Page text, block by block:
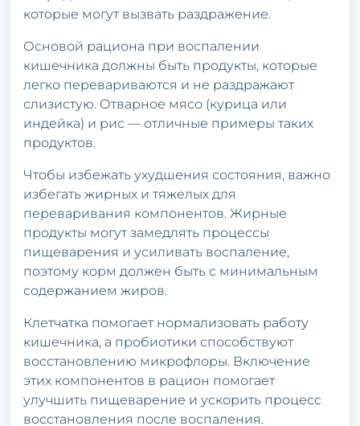
которые могут вызвать раздражение.
Основой рациона при воспалении
кишечника должны быть продукты, которые
легко перевариваются и не раздражают
слизистую. Отварное мясо (курица или
индейка) и рис — отличные примеры таких
продуктов.
Чтобы избежать ухудшения состояния, важно
избегать жирных и тяжелых для
переваривания компонентов. Жирные
продукты могут замедлять процессы
пищеварения и усиливать воспаление,
поэтому корм должен быть с минимальным
содержанием жиров.
Клетчатка помогает нормализовать работу
кишечника, а пробиотики способствуют
восстановлению микрофлоры. Включение
этих компонентов в рацион помогает
улучшить пищеварение и ускорить процесс
восстановления после воспаления.